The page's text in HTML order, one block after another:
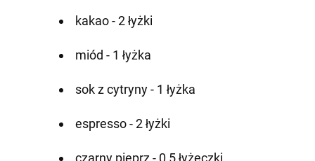
kakao - 2 łyżki
miód - 1 łyżka
sok z cytryny - 1 łyżka
espresso - 2 łyżki
czarny pieprz - 0,5 łyżeczki